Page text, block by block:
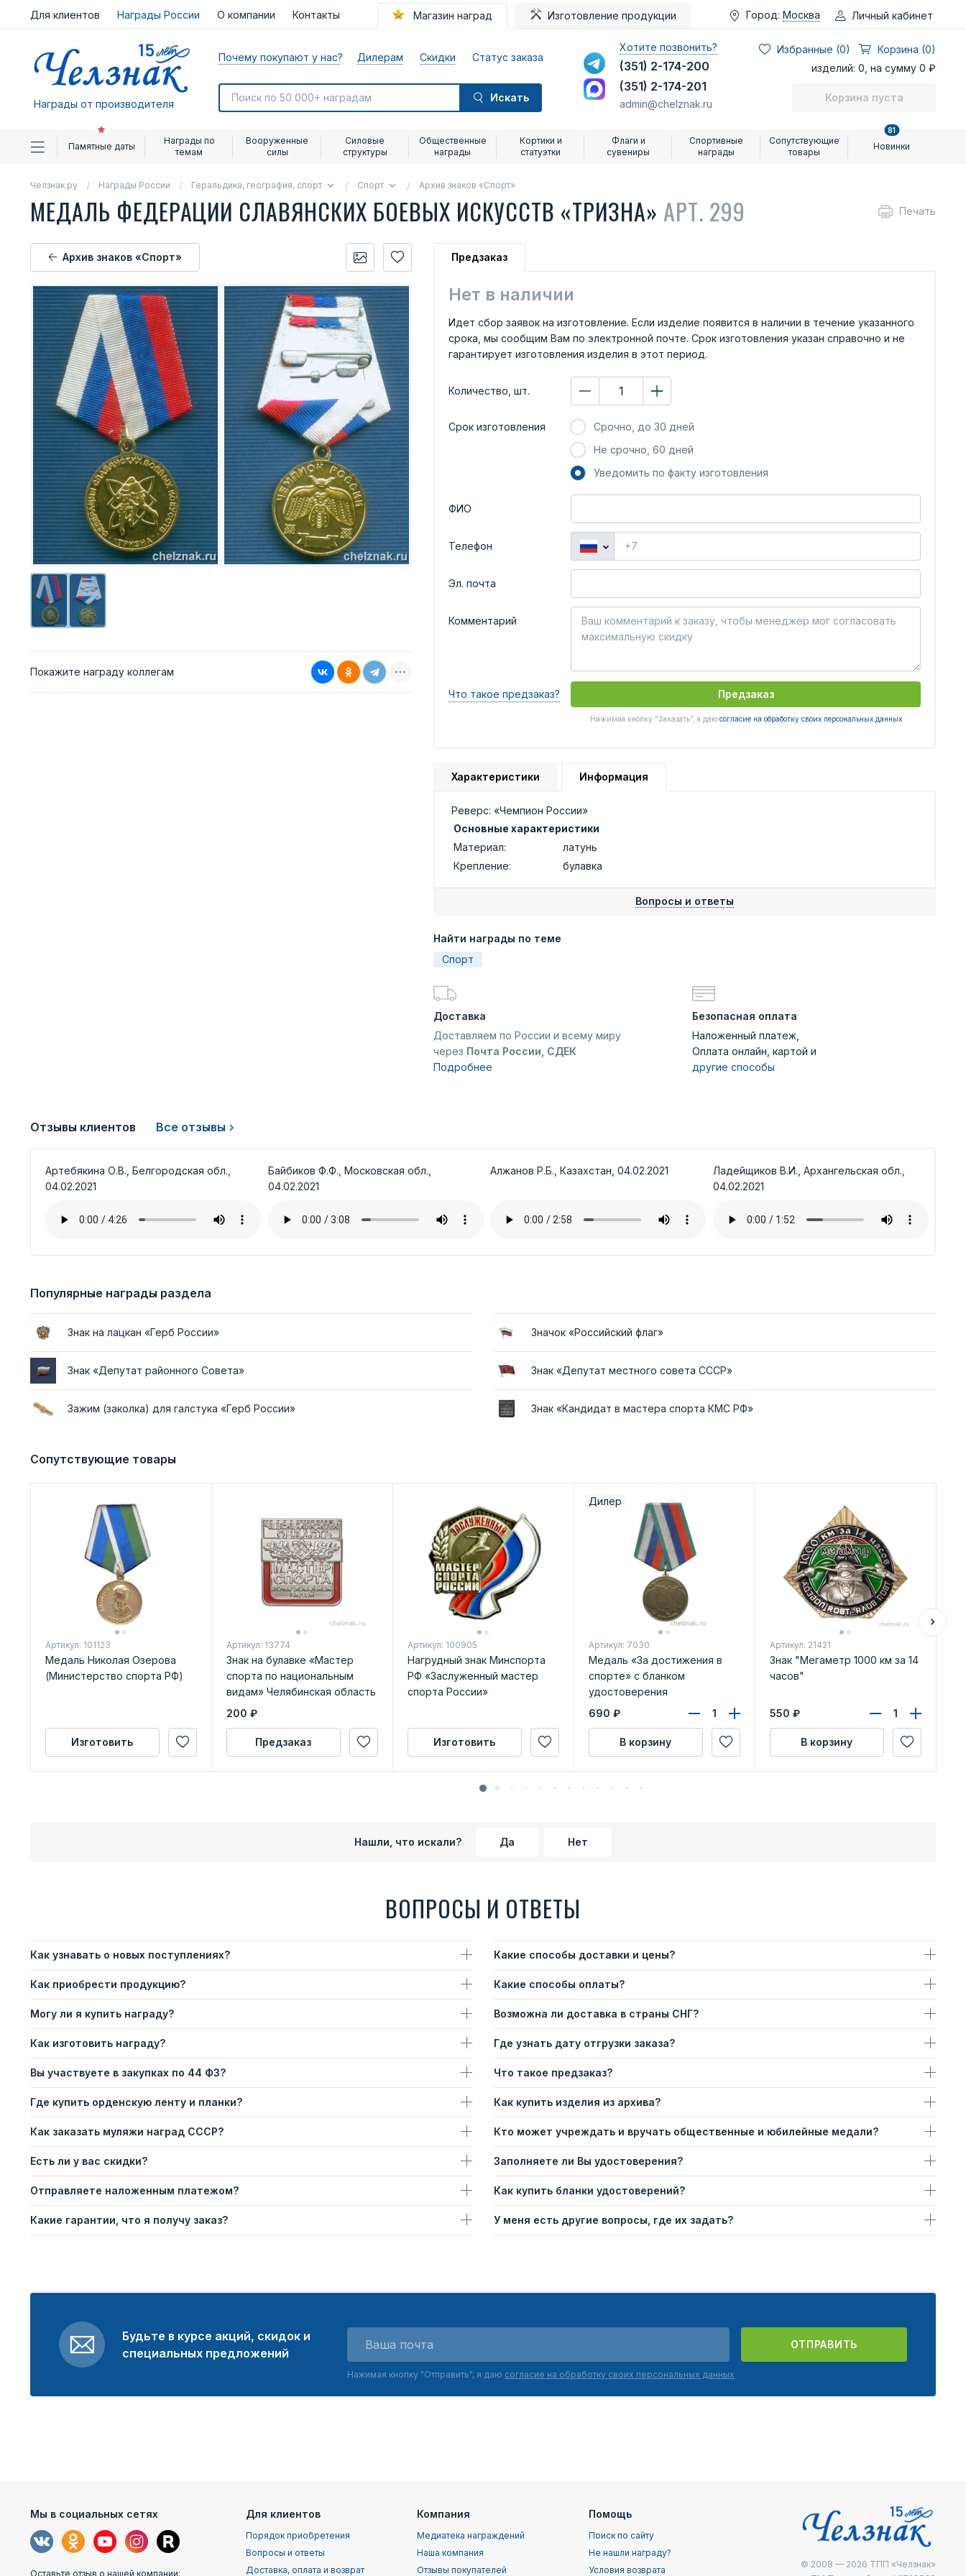
Для клиентов Награды России О компании Контакты Магазин наград Изготовление продукции Город: Москва Личный кабинет
Награды от производителя
Почему покупают у нас? Дилерам Скидки Статус заказа
Искать
Хотите позвонить?
(351) 2-174-200
(351) 2-174-201
admin@chelznak.ru
Избранные (0)
Корзина (0)
изделий: 0, на сумму 0 ₽
Корзина пуста
Памятные даты
Награды по
темам
Вооруженные
силы
Силовые
структуры
Общественные
награды
Кортики и
статуэтки
Флаги и
сувениры
Спортивные
награды
Сопутствующие
товары
Новинки
81
Челзнак.ру Награды России Геральдика, география, спорт Спорт Архив знаков «Спорт»
МЕДАЛЬ ФЕДЕРАЦИИ СЛАВЯНСКИХ БОЕВЫХ ИСКУССТВ «ТРИЗНА» АРТ. 299 Печать
Архив знаков «Спорт»
Покажите награду коллегам
Предзаказ
Нет в наличии
Идет сбор заявок на изготовление. Если изделие появится в наличии в течение указанного
срока, мы сообщим Вам по электронной почте. Срок изготовления указан справочно и не
гарантирует изготовления изделия в этот период.
Количество, шт.
Срок изготовления
Срочно, до 30 дней
Не срочно, 60 дней
Уведомить по факту изготовления
ФИО
Телефон
Эл. почта
Комментарий
Что такое предзаказ? Предзаказ
Нажимая кнопку "Заказать", я даю согласие на обработку своих персональных данных
Характеристики Информация
Реверс: «Чемпион России»
Основные характеристики
Материал:
латунь
Крепление:
булавка
Вопросы и ответы
Найти награды по теме
Спорт
Доставка
Доставляем по России и всему миру
через Почта России, СДЕК
Подробнее
Безопасная оплата
Наложенный платеж,
Оплата онлайн, картой и
другие способы
Отзывы клиентов Все отзывы
Артебякина О.В., Белгородская обл.,
04.02.2021
Байбиков Ф.Ф., Московская обл.,
04.02.2021
Алжанов Р.Б., Казахстан, 04.02.2021
Ладейщиков В.И., Архангельская обл.,
04.02.2021
Популярные награды раздела
Знак на лацкан «Герб России» Значок «Российский флаг»
Знак «Депутат районного Совета» Знак «Депутат местного совета СССР»
Зажим (заколка) для галстука «Герб России» Знак «Кандидат в мастера спорта КМС РФ»
Сопутствующие товары
Артикул: 101123
Медаль Николая Озерова
(Министерство спорта РФ)
Изготовить
Артикул: 13774
Знак на булавке «Мастер
спорта по национальным
видам» Челябинская область
200 ₽
Предзаказ
Артикул: 100905
Нагрудный знак Минспорта
РФ «Заслуженный мастер
спорта России»
Изготовить
Дилер
Артикул: 7030
Медаль «За достижения в
спорте» с бланком
удостоверения
690 ₽
В корзину
Артикул: 21421
Знак "Мегаметр 1000 км за 14
часов"
550 ₽
В корзину
Нашли, что искали? Да Нет
ВОПРОСЫ И ОТВЕТЫ
Как узнавать о новых поступлениях?
Как приобрести продукцию?
Могу ли я купить награду?
Как изготовить награду?
Вы участвуете в закупках по 44 ФЗ?
Где купить орденскую ленту и планки?
Как заказать муляжи наград СССР?
Есть ли у вас скидки?
Отправляете наложенным платежом?
Какие гарантии, что я получу заказ?
Какие способы доставки и цены?
Какие способы оплаты?
Возможна ли доставка в страны СНГ?
Где узнать дату отгрузки заказа?
Что такое предзаказ?
Как купить изделия из архива?
Кто может учреждать и вручать общественные и юбилейные медали?
Заполняете ли Вы удостоверения?
Как купить бланки удостоверений?
У меня есть другие вопросы, где их задать?
Будьте в курсе акций, скидок и
специальных предложений
ОТПРАВИТЬ
Нажимая кнопку "Отправить", я даю согласие на обработку своих персональных данных
Мы в социальных сетях
Оставьте отзыв о нашей компании:
Для клиентов
Порядок приобретения
Вопросы и ответы
Доставка, оплата и возврат
Компания
Медиатека награждений
Наша компания
Отзывы покупателей
Помощь
Поиск по сайту
Не нашли награду?
Условия возврата
© 2008 — 2026 ТПП «Челзнак»